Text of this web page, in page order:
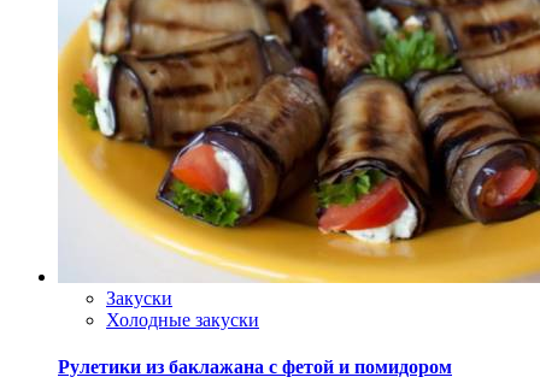
Закуски
Холодные закуски
Рулетики из баклажана с фетой и помидором